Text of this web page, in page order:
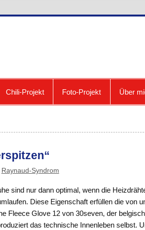
Blog zum
Chili-Projekt Foto-Projekt Über
Raynaud-Syndrom
sind nur dann optimal, wenn die
Diese Eigenschaft erfüllen die von
Fleece Glove 12 von 30seven, der
das technische Innenleben selbst.